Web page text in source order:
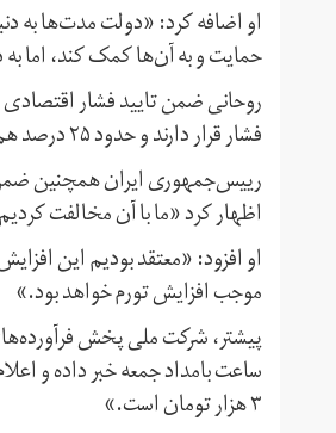
او اضافه کرد: «دولت مدت‌ها به
حمایت و به آن‌ها کمک کند، اما
فشار قرار دارند و حدود ۲۵ درصد هم شرایط زندگی‌شان خوب است.»
رییس‌جمهوری ایران همچنین ضمن
اظهار کرد «ما با آن مخالفت
موجب افزایش تورم خواهد بود.»
پیشتر، شرکت ملی پخش
۳ هزار تومان است.»